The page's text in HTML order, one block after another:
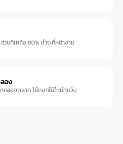
วนที่เหลือ 80% ชำระที่หน้างาน
อง
คลองตลาด ใช้ดอกไม้ใหม่ทุกวัน